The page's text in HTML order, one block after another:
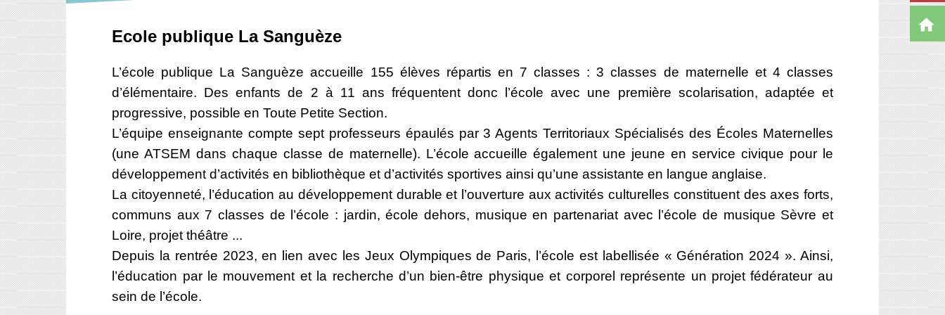
Ecole publique La Sanguèze
L’école publique La Sanguèze accueille 155 élèves répartis en 7 classes : 3 classes de maternelle et 4 classes
d’élémentaire. Des enfants de 2 à 11 ans fréquentent donc l’école avec une première scolarisation, adaptée et
progressive, possible en Toute Petite Section.
L’équipe enseignante compte sept professeurs épaulés par 3 Agents Territoriaux Spécialisés des Écoles Maternelles
(une ATSEM dans chaque classe de maternelle). L’école accueille également une jeune en service civique pour le
développement d’activités en bibliothèque et d’activités sportives ainsi qu’une assistante en langue anglaise.
La citoyenneté, l’éducation au développement durable et l’ouverture aux activités culturelles constituent des axes forts,
communs aux 7 classes de l’école : jardin, école dehors, musique en partenariat avec l’école de musique Sèvre et
Loire, projet théâtre ...
Depuis la rentrée 2023, en lien avec les Jeux Olympiques de Paris, l’école est labellisée « Génération 2024 ». Ainsi,
l’éducation par le mouvement et la recherche d’un bien-être physique et corporel représente un projet fédérateur au
sein de l’école.
home